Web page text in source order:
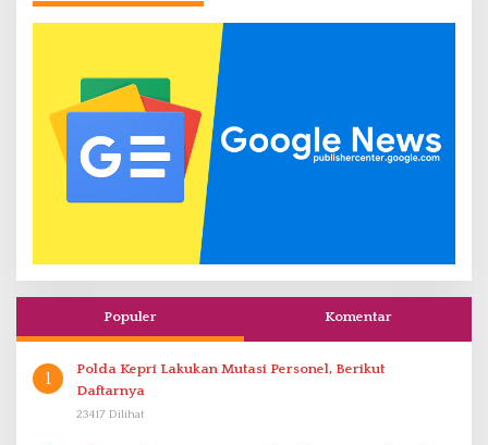
Populer Komentar
1
Polda Kepri Lakukan Mutasi Personel, Berikut
Daftarnya
23417 Dilihat